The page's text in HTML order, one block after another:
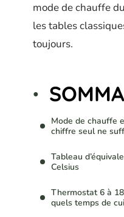
mode de chauffe
les tables
toujours.
Mode de chauffe
chiffre seul ne
Tableau
Celsius
Thermostat 6 à
quels temps de